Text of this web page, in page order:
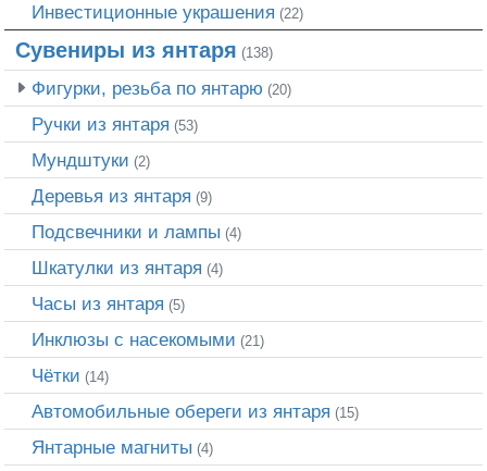
Инвестиционные украшения (22)
Сувениры из янтаря (138)
Фигурки, резьба по янтарю (20)
Ручки из янтаря (53)
Мундштуки (2)
Деревья из янтаря (9)
Подсвечники и лампы (4)
Шкатулки из янтаря (4)
Часы из янтаря (5)
Инклюзы с насекомыми (21)
Чётки (14)
Автомобильные обереги из янтаря (15)
Янтарные магниты (4)